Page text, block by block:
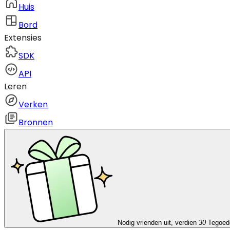
Huis
Bord
Extensies
SDK
API
Leren
Verken
Bronnen
Nodig vrienden uit, verdien 30